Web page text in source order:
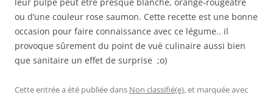
leur pulpe peut être presque blanche, orange-rougeâtre
ou d’une couleur rose saumon. Cette recette est une bonne
occasion pour faire connaissance avec ce légume.. il
provoque sûrement du point de vuë culinaire aussi bien
que sanitaire un effet de surprise ;o)
Cette entrée a été publiée dans Non classifié(e), et marquée avec